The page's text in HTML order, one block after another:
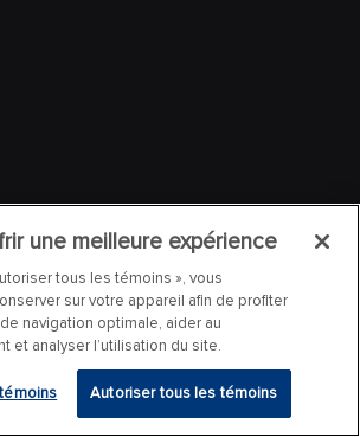
une meilleure expérience
tous les témoins », vous
sur votre appareil afin de profiter
navigation optimale, aider au
et analyser l’utilisation du site.
Autoriser tous les témoins